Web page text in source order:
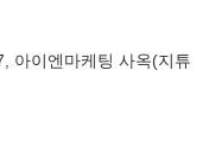
아이엔마케팅 사옥(지튜